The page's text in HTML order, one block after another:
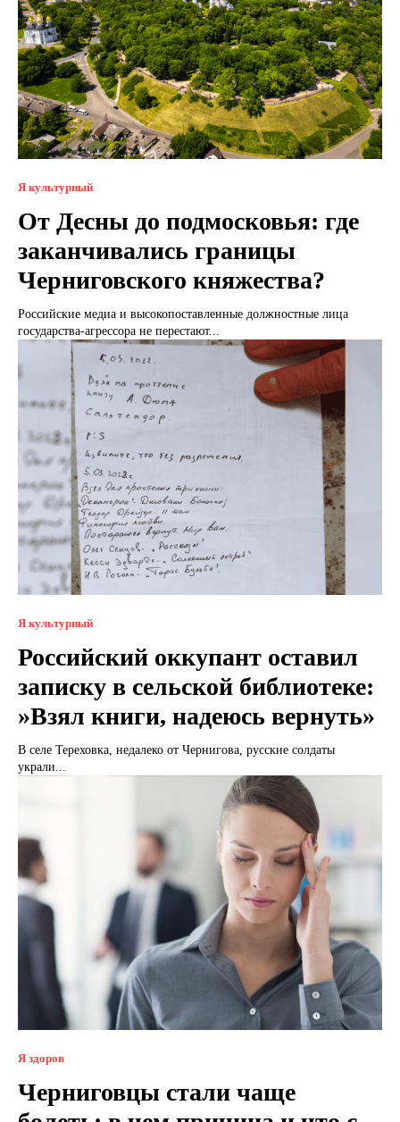
Я культурный
От Десны до подмосковья: где
заканчивались границы
Черниговского княжества?
Российские медиа и высокопоставленные должностные лица
государства-агрессора не перестают...
Я культурный
Российский оккупант оставил
записку в сельской библиотеке:
»Взял книги, надеюсь вернуть»
В селе Тереховка, недалеко от Чернигова, русские солдаты
украли...
Я здоров
Черниговцы стали чаще